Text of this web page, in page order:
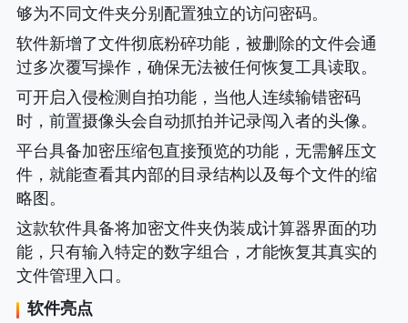
够为不同文件夹分别配置独立的访问密码。
软件新增了文件彻底粉碎功能，被删除的文件会通
过多次覆写操作，确保无法被任何恢复工具读取。
可开启入侵检测自拍功能，当他人连续输错密码
时，前置摄像头会自动抓拍并记录闯入者的头像。
平台具备加密压缩包直接预览的功能，无需解压文
件，就能查看其内部的目录结构以及每个文件的缩
略图。
这款软件具备将加密文件夹伪装成计算器界面的功
能，只有输入特定的数字组合，才能恢复其真实的
文件管理入口。
软件亮点